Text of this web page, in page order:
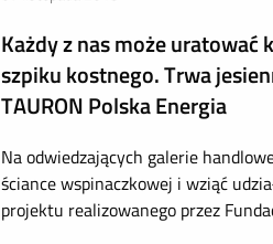
Każdy z nas może uratować
szpiku kostnego. Trwa
TAURON Polska Energia
Na odwiedzających galerie
ściance wspinaczkowej i wziąć
projektu realizowanego przez